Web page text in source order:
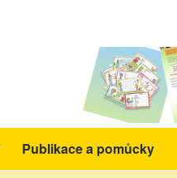
Burza nápadů sub-navigation
Publikace a pomůcky